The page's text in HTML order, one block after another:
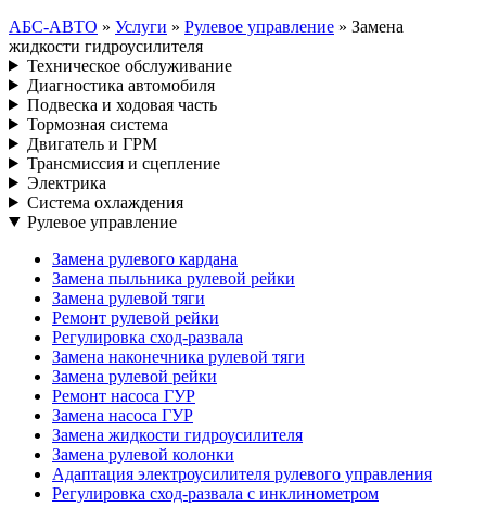
АБС-АВТО » Услуги » Рулевое управление » Замена
жидкости гидроусилителя
Техническое обслуживание
Диагностика автомобиля
Подвеска и ходовая часть
Тормозная система
Двигатель и ГРМ
Трансмиссия и сцепление
Электрика
Система охлаждения
Рулевое управление
Замена рулевого кардана
Замена пыльника рулевой рейки
Замена рулевой тяги
Ремонт рулевой рейки
Регулировка сход-развала
Замена наконечника рулевой тяги
Замена рулевой рейки
Ремонт насоса ГУР
Замена насоса ГУР
Замена жидкости гидроусилителя
Замена рулевой колонки
Адаптация электроусилителя рулевого управления
Регулировка сход-развала с инклинометром